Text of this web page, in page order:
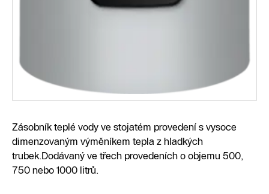
Zásobník teplé vody ve stojatém provedení s vysoce
dimenzovaným výměníkem tepla z hladkých
trubek.Dodávaný ve třech provedeních o objemu 500,
750 nebo 1000 litrů.